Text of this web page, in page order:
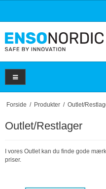
Forside / Produkter / Outlet/
Outlet/Restlager
I vores Outlet kan du finde gode
priser.